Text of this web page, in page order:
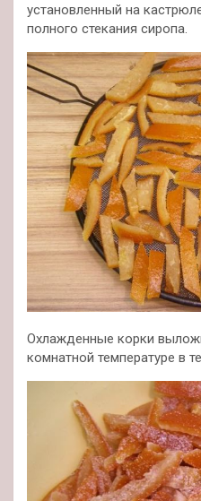
установленный на
полного стекания сиропа.
Охлажденные корки
комнатной температуре в